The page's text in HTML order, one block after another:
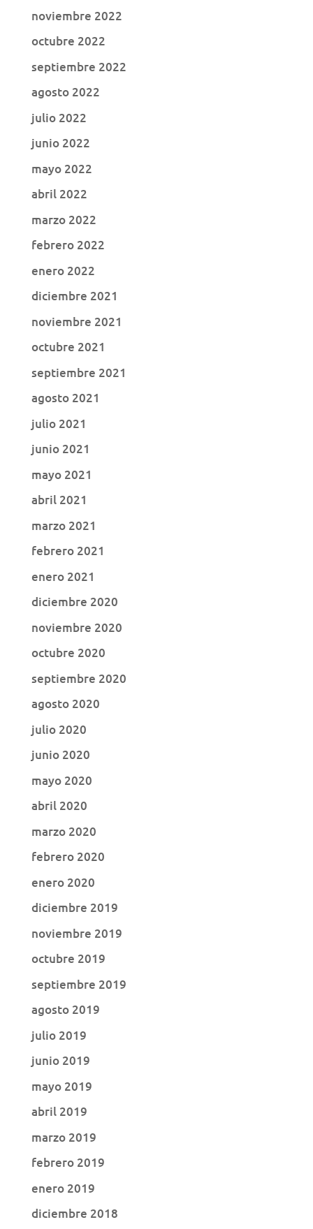
noviembre 2022
octubre 2022
septiembre 2022
agosto 2022
julio 2022
junio 2022
mayo 2022
abril 2022
marzo 2022
febrero 2022
enero 2022
diciembre 2021
noviembre 2021
octubre 2021
septiembre 2021
agosto 2021
julio 2021
junio 2021
mayo 2021
abril 2021
marzo 2021
febrero 2021
enero 2021
diciembre 2020
noviembre 2020
octubre 2020
septiembre 2020
agosto 2020
julio 2020
junio 2020
mayo 2020
abril 2020
marzo 2020
febrero 2020
enero 2020
diciembre 2019
noviembre 2019
octubre 2019
septiembre 2019
agosto 2019
julio 2019
junio 2019
mayo 2019
abril 2019
marzo 2019
febrero 2019
enero 2019
diciembre 2018